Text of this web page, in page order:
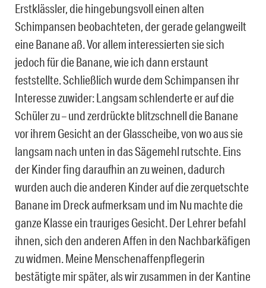
Erstklässler, die hingebungsvoll einen alten
Schimpansen beobachteten, der gerade gelangweilt
eine Banane aß. Vor allem interessierten sie sich
jedoch für die Banane, wie ich dann erstaunt
feststellte. Schließlich wurde dem Schimpansen ihr
Interesse zuwider: Langsam schlenderte er auf die
Schüler zu – und zerdrückte blitzschnell die Banane
vor ihrem Gesicht an der Glasscheibe, von wo aus sie
langsam nach unten in das Sägemehl rutschte. Eins
der Kinder fing daraufhin an zu weinen, dadurch
wurden auch die anderen Kinder auf die zerquetschte
Banane im Dreck aufmerksam und im Nu machte die
ganze Klasse ein trauriges Gesicht. Der Lehrer befahl
ihnen, sich den anderen Affen in den Nachbarkäfigen
zu widmen. Meine Menschenaffenpflegerin
bestätigte mir später, als wir zusammen in der Kantine